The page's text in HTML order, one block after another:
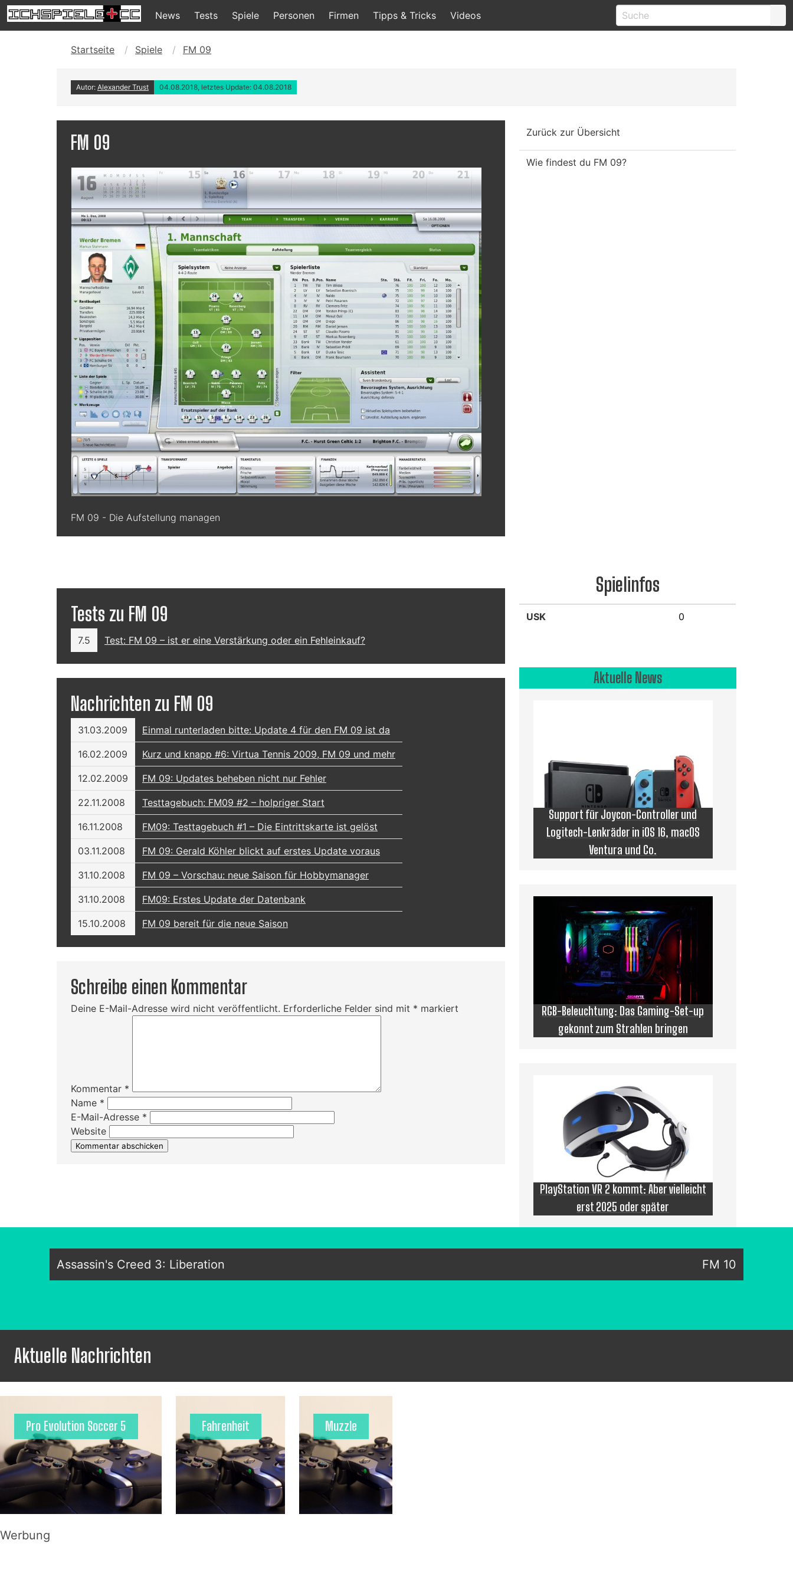
News Tests Spiele Personen Firmen Tipps & Tricks Videos
Startseite Spiele FM 09
Autor: Alexander Trust 04.08.2018, letztes Update: 04.08.2018
FM 09
FM 09 - Die Aufstellung managen
Tests zu FM 09
7.5 Test: FM 09 – ist er eine Verstärkung oder ein Fehleinkauf?
Nachrichten zu FM 09
31.03.2009 Einmal runterladen bitte: Update 4 für den FM 09 ist da
16.02.2009 Kurz und knapp #6: Virtua Tennis 2009, FM 09 und mehr
12.02.2009 FM 09: Updates beheben nicht nur Fehler
22.11.2008 Testtagebuch: FM09 #2 – holpriger Start
16.11.2008 FM09: Testtagebuch #1 – Die Eintrittskarte ist gelöst
03.11.2008 FM 09: Gerald Köhler blickt auf erstes Update voraus
31.10.2008 FM 09 – Vorschau: neue Saison für Hobbymanager
31.10.2008 FM09: Erstes Update der Datenbank
15.10.2008 FM 09 bereit für die neue Saison
Schreibe einen Kommentar
Deine E-Mail-Adresse wird nicht veröffentlicht. Erforderliche Felder sind mit * markiert
Kommentar *
Name *
E-Mail-Adresse *
Website
Zurück zur Übersicht
Wie findest du FM 09?
Spielinfos
USK 0
Aktuelle News
Support für Joycon-Controller und
Logitech-Lenkräder in iOS 16, macOS
Ventura und Co.
RGB-Beleuchtung: Das Gaming-Set-up
gekonnt zum Strahlen bringen
PlayStation VR 2 kommt: Aber vielleicht
erst 2025 oder später
Assassin's Creed 3: Liberation FM 10
Aktuelle Nachrichten
Pro Evolution Soccer 5 Fahrenheit Muzzle
Werbung